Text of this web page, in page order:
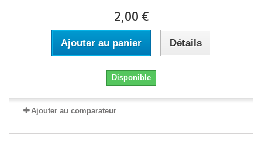
2,00 €
Ajouter au panier Détails
Disponible
Ajouter au comparateur